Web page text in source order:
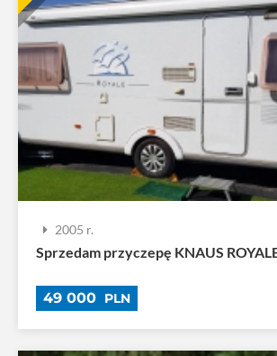
2005 r.
Sprzedam przyczepę KNAUS
49 000 PLN